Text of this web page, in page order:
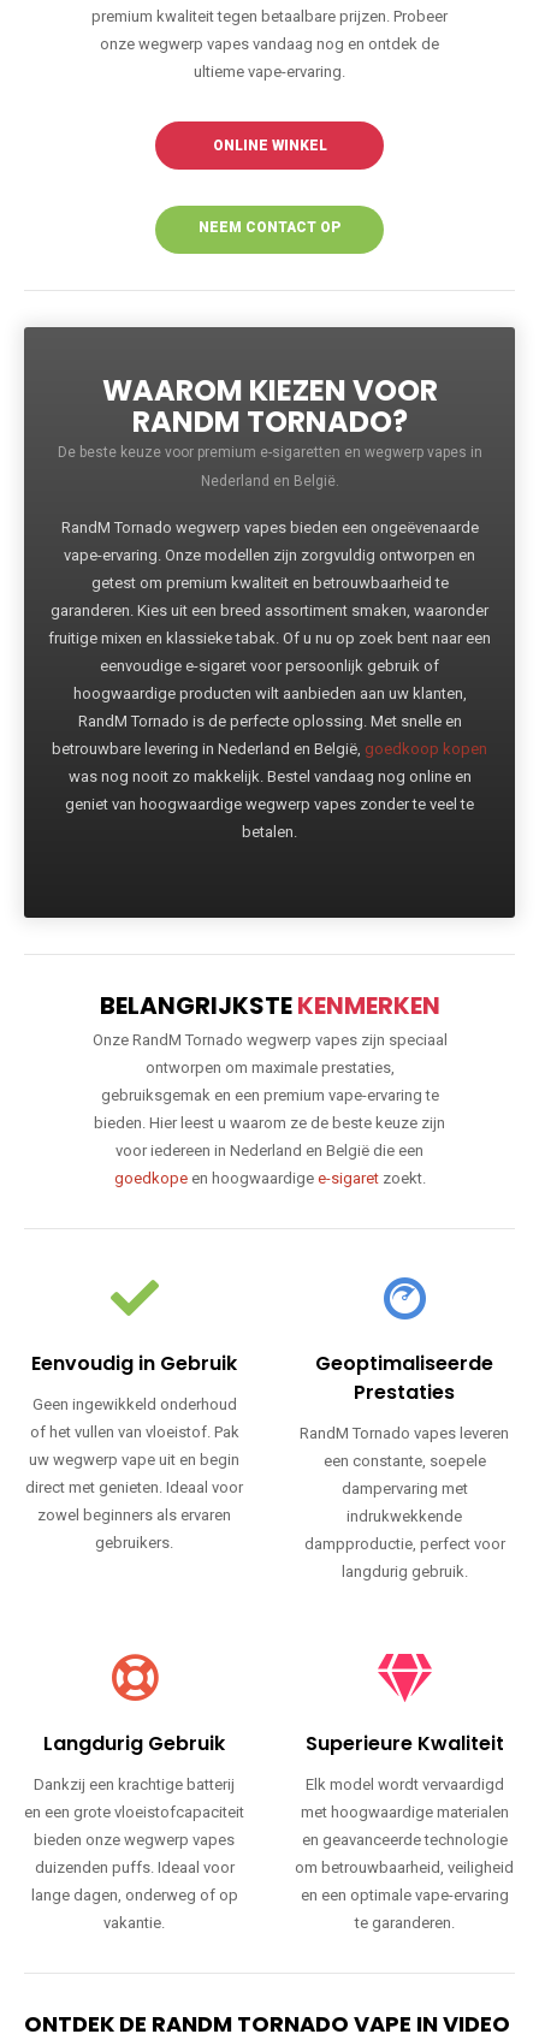
premium kwaliteit tegen betaalbare prijzen. Probeer
onze wegwerp vapes vandaag nog en ontdek de
ultieme vape-ervaring.
ONLINE WINKEL
NEEM CONTACT OP
WAAROM KIEZEN VOOR
RANDM TORNADO?
De beste keuze voor premium e-sigaretten en wegwerp vapes in
Nederland en België.
RandM Tornado wegwerp vapes bieden een ongeëvenaarde
vape-ervaring. Onze modellen zijn zorgvuldig ontworpen en
getest om premium kwaliteit en betrouwbaarheid te
garanderen. Kies uit een breed assortiment smaken, waaronder
fruitige mixen en klassieke tabak. Of u nu op zoek bent naar een
eenvoudige e-sigaret voor persoonlijk gebruik of
hoogwaardige producten wilt aanbieden aan uw klanten,
RandM Tornado is de perfecte oplossing. Met snelle en
betrouwbare levering in Nederland en België, goedkoop kopen
was nog nooit zo makkelijk. Bestel vandaag nog online en
geniet van hoogwaardige wegwerp vapes zonder te veel te
betalen.
BELANGRIJKSTEKENMERKEN
Onze RandM Tornado wegwerp vapes zijn speciaal
ontworpen om maximale prestaties,
gebruiksgemak en een premium vape-ervaring te
bieden. Hier leest u waarom ze de beste keuze zijn
voor iedereen in Nederland en België die een
goedkopeen hoogwaardige e-sigaretzoekt.
Eenvoudig in Gebruik
Geen ingewikkeld onderhoud
of het vullen van vloeistof. Pak
uw wegwerp vape uit en begin
direct met genieten. Ideaal voor
zowel beginners als ervaren
gebruikers.
Geoptimaliseerde
Prestaties
RandM Tornado vapes leveren
een constante, soepele
dampervaring met
indrukwekkende
dampproductie, perfect voor
langdurig gebruik.
Langdurig Gebruik
Dankzij een krachtige batterij
en een grote vloeistofcapaciteit
bieden onze wegwerp vapes
duizenden puffs. Ideaal voor
lange dagen, onderweg of op
vakantie.
Superieure Kwaliteit
Elk model wordt vervaardigd
met hoogwaardige materialen
en geavanceerde technologie
om betrouwbaarheid, veiligheid
en een optimale vape-ervaring
te garanderen.
ONTDEK DE RANDM TORNADO VAPE IN VIDEO